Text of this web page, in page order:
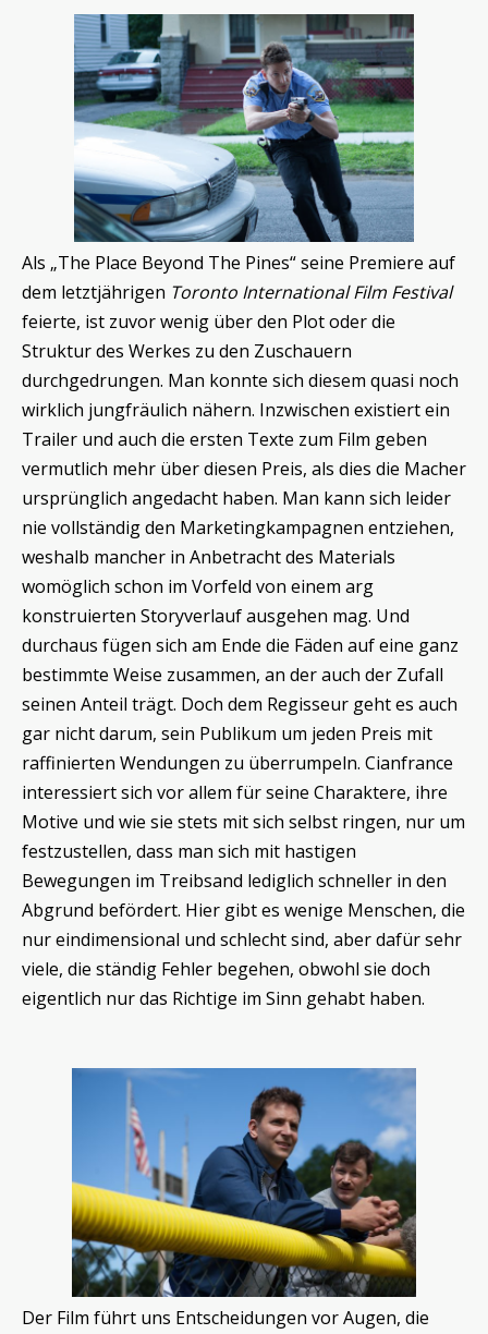
Als „The Place Beyond The Pines“ seine Premiere auf
dem letztjährigen Toronto International Film Festival
feierte, ist zuvor wenig über den Plot oder die
Struktur des Werkes zu den Zuschauern
durchgedrungen. Man konnte sich diesem quasi noch
wirklich jungfräulich nähern. Inzwischen existiert ein
Trailer und auch die ersten Texte zum Film geben
vermutlich mehr über diesen Preis, als dies die Macher
ursprünglich angedacht haben. Man kann sich leider
nie vollständig den Marketingkampagnen entziehen,
weshalb mancher in Anbetracht des Materials
womöglich schon im Vorfeld von einem arg
konstruierten Storyverlauf ausgehen mag. Und
durchaus fügen sich am Ende die Fäden auf eine ganz
bestimmte Weise zusammen, an der auch der Zufall
seinen Anteil trägt. Doch dem Regisseur geht es auch
gar nicht darum, sein Publikum um jeden Preis mit
raffinierten Wendungen zu überrumpeln. Cianfrance
interessiert sich vor allem für seine Charaktere, ihre
Motive und wie sie stets mit sich selbst ringen, nur um
festzustellen, dass man sich mit hastigen
Bewegungen im Treibsand lediglich schneller in den
Abgrund befördert. Hier gibt es wenige Menschen, die
nur eindimensional und schlecht sind, aber dafür sehr
viele, die ständig Fehler begehen, obwohl sie doch
eigentlich nur das Richtige im Sinn gehabt haben.
Der Film führt uns Entscheidungen vor Augen, die